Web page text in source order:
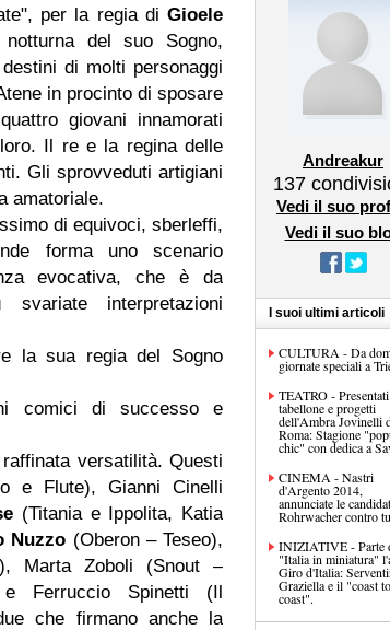
per la regia di Gioele
del suo Sogno,
di molti personaggi
in procinto di sposare
giovani innamorati
Il re e la regina delle
Gli sprovveduti artigiani
amatoriale.
di equivoci, sberleffi,
forma uno scenario
evocativa, che è da
interpretazioni
la sua regia del Sogno
comici di successo e
versatilità. Questi
e Flute), Gianni Cinelli
(Titania e Ippolita, Katia
Nuzzo (Oberon – Teseo),
Marta Zoboli (Snout –
Ferruccio Spinetti (Il
che firmano anche la
Andreakur
137
Vedi il suo
Vedi il suo
I suoi ultimi articoli
CULTURA - Da
giornate speciali a
TEATRO - Presentati
tabellone e progetti
dell'Ambra Jovinelli
Roma: Stagione
chic" con dedica a
CINEMA - Nastri
d'Argento 2014,
annunciate le
Rohrwacher contro
INIZIATIVE - Parte
"Italia in miniatura"
Giro d'Italia:
Graziella e il "coast to
coast".